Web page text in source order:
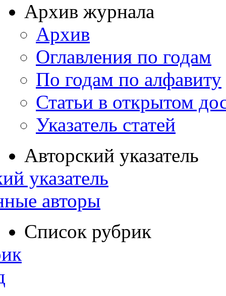
Архив журнала
Архив
Оглавления по годам
По годам по алфавиту
Статьи в открытом
Указатель статей
Авторский указатель
указатель
авторы
Список рубрик